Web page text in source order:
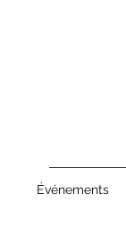
Événements